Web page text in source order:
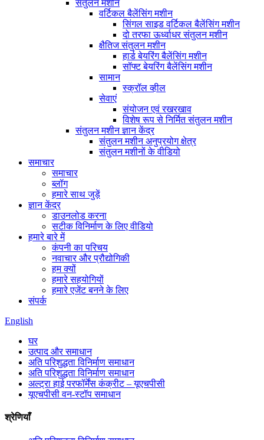
संतुलन मशीन
वर्टिकल बैलेंसिंग मशीन
सिंगल साइड वर्टिकल बैलेंसिंग मशीन
दो तरफा ऊर्ध्वाधर संतुलन मशीन
क्षैतिज संतुलन मशीन
हार्ड बेयरिंग बैलेंसिंग मशीन
सॉफ्ट बेयरिंग बैलेंसिंग मशीन
सामान
स्क्रॉल व्हील
सेवाएं
संयोजन एवं रखरखाव
विशेष रूप से निर्मित संतुलन मशीन
संतुलन मशीन ज्ञान केंद्र
संतुलन मशीन अनुप्रयोग क्षेत्र
संतुलन मशीनों के वीडियो
समाचार
समाचार
ब्लॉग
हमारे साथ जुड़ें
ज्ञान केंद्र
डाउनलोड करना
सटीक विनिर्माण के लिए वीडियो
हमारे बारे में
कंपनी का परिचय
नवाचार और प्रौद्योगिकी
हम क्यों
हमारे सहयोगियों
हमारे एजेंट बनने के लिए
संपर्क
English
घर
उत्पाद और समाधान
अति परिशुद्धता विनिर्माण समाधान
अति परिशुद्धता विनिर्माण समाधान
अल्ट्रा हाई परफॉर्मेंस कंक्रीट – यूएचपीसी
यूएचपीसी वन-स्टॉप समाधान
श्रेणियाँ